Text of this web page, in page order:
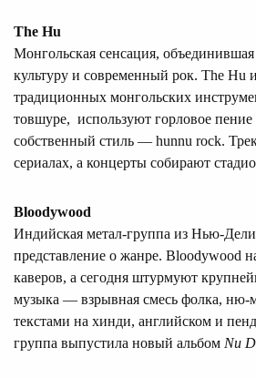
The Hu
Монгольская сенсация,
культуру и современный рок. The Hu
традиционных монгольских
товшуре, используют горловое пение
собственный стиль — hunnu rock.
сериалах, а концерты собирают
Bloodywood
Индийская метал-группа из Нью-
представление о жанре. Bloodywood
каверов, а сегодня штурмуют
музыка — взрывная смесь фолка, ню-
текстами на хинди, английском и
группа выпустила новый альбом Nu